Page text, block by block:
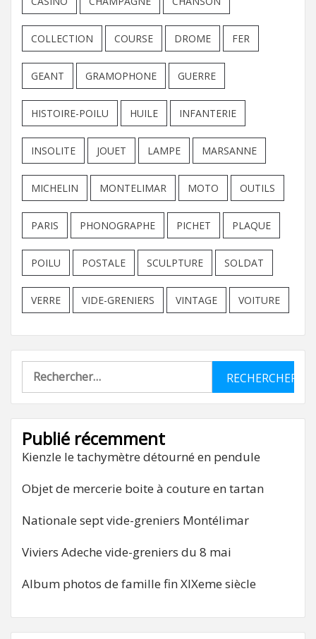
COLLECTION COURSE DROME FER
GEANT GRAMOPHONE GUERRE
HISTOIRE-POILU HUILE INFANTERIE
INSOLITE JOUET LAMPE MARSANNE
MICHELIN MONTELIMAR MOTO OUTILS
PARIS PHONOGRAPHE PICHET PLAQUE
POILU POSTALE SCULPTURE SOLDAT
VERRE VIDE-GRENIERS VINTAGE VOITURE
Rechercher :
Publié récemment
Kienzle le tachymètre détourné en pendule
Objet de mercerie boite à couture en tartan
Nationale sept vide-greniers Montélimar
Viviers Adeche vide-greniers du 8 mai
Album photos de famille fin XIXeme siècle